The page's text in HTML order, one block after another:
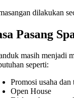
dilakukan
Pasang
masih menjadi
seperti:
Promosi usaha dan
Open House